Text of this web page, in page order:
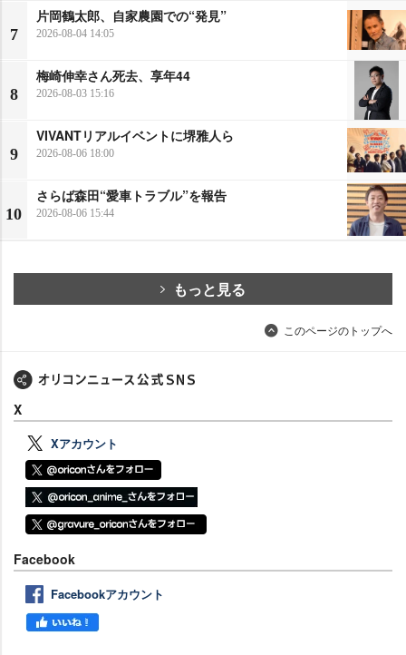
7
片岡鶴太郎、自家農園での“発見”
2026-08-04 14:05
8
梅崎伸幸さん死去、享年44
2026-08-03 15:16
9
VIVANTリアルイベントに堺雅人ら
2026-08-06 18:00
10
さらば森田“愛車トラブル”を報告
2026-08-06 15:44
もっと見る
このページのトップへ
X
Xアカウント
Facebook
Facebookアカウント